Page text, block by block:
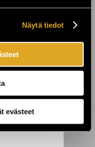
Näytä tiedot
evästeet
›
ja